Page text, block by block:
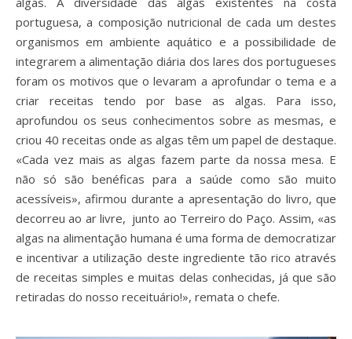
portuguesa, a composição nutricional de cada um destes
organismos em ambiente aquático e a possibilidade de
integrarem a alimentação diária dos lares dos portugueses
foram os motivos que o levaram a aprofundar o tema e a
criar receitas tendo por base as algas. Para isso,
aprofundou os seus conhecimentos sobre as mesmas, e
criou 40 receitas onde as algas têm um papel de destaque.
«Cada vez mais as algas fazem parte da nossa mesa. E
não só são benéficas para a saúde como são muito
acessíveis», afirmou durante a apresentação do livro, que
decorreu ao ar livre, junto ao Terreiro do Paço. Assim, «as
algas na alimentação humana é uma forma de democratizar
e incentivar a utilização deste ingrediente tão rico através
de receitas simples e muitas delas conhecidas, já que são
retiradas do nosso receituário!», remata o chefe.